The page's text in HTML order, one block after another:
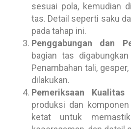
sesuai pola, kemudian
tas. Detail seperti saku
pada tahap ini.
Penggabungan dan
bagian tas
Penambahan tali,
dilakukan.
Pemeriksaan Kualitas
produksi dan
ketat untuk